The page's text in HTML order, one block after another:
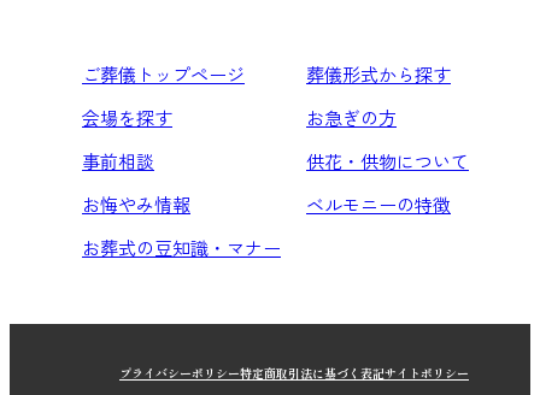
ご葬儀トップページ
葬儀形式から探す
会場を探す
お急ぎの方
事前相談
供花・供物について
お悔やみ情報
ベルモニーの特徴
お葬式の豆知識・マナー
プライバシーポリシー特定商取引法に基づく表記サイトポリシー